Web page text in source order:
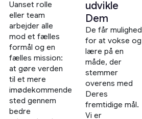
Uanset rolle
eller team
arbejder alle
mod et fælles
formål og en
fælles mission:
at gøre verden
til et mere
imødekommende
sted gennem
bedre
udvikle
Dem
De får mulighed
for at vokse og
lære på en
måde, der
stemmer
overens med
Deres
fremtidige mål.
Vi er